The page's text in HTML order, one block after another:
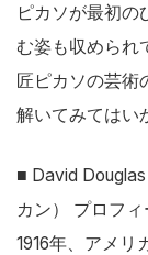
ピカソが最初の
む姿も収められ
匠ピカソの芸術
解いてみてはい
■ David
カン） プロフ
1916年、アメリ